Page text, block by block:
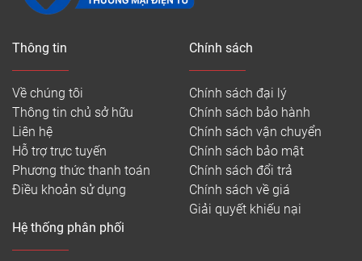
Thông tin
Về chúng tôi
Thông tin chủ sở hữu
Liên hệ
Hỗ trợ trực tuyến
Phương thức thanh toán
Điều khoản sử dụng
Chính sách
Chính sách đại lý
Chính sách bảo hành
Chính sách vận chuyển
Chính sách bảo mật
Chính sách đổi trả
Chính sách về giá
Giải quyết khiếu nại
Hệ thống phân phối